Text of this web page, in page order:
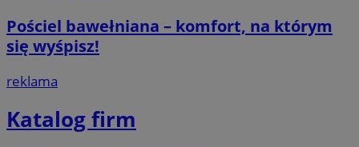
Pościel bawełniana – komfort, na którym
się wyśpisz!
reklama
Katalog firm